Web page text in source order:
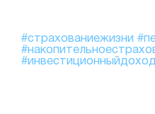
#страхованиежизни
#инвестиционныйдоход